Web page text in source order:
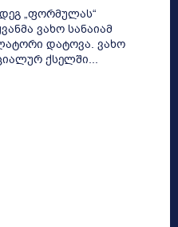
„ფორმულას“
ვახო სანაიამ
დატოვა. ვახო
ქსელში...